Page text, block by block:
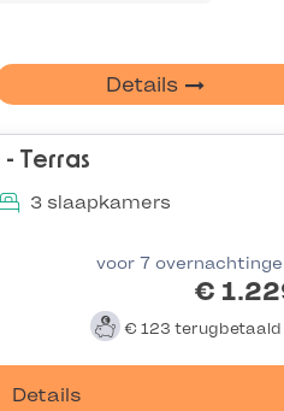
Details
Terras
3 slaapkamers
voor 7
€
€ 123 terugbetaald
Details